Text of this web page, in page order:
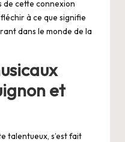
de cette connexion
à ce que signifie
dans le monde de la
et
talentueux, s’est fait